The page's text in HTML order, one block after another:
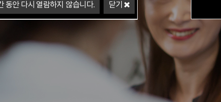
동안 다시 열람하지 않습니다. 닫기
동안 다시 열람하지 않습니다. 닫기